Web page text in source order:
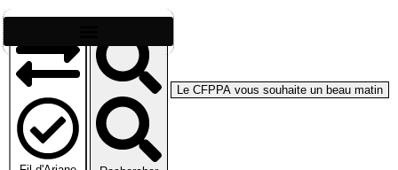
Le CFPPA vous souhaite un beau matin